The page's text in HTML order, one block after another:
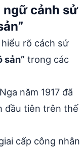
ngữ cảnh sử
rõ cách sử
sản” trong các
năm 1917 đã
đầu tiên trên thế
cấp công nhân